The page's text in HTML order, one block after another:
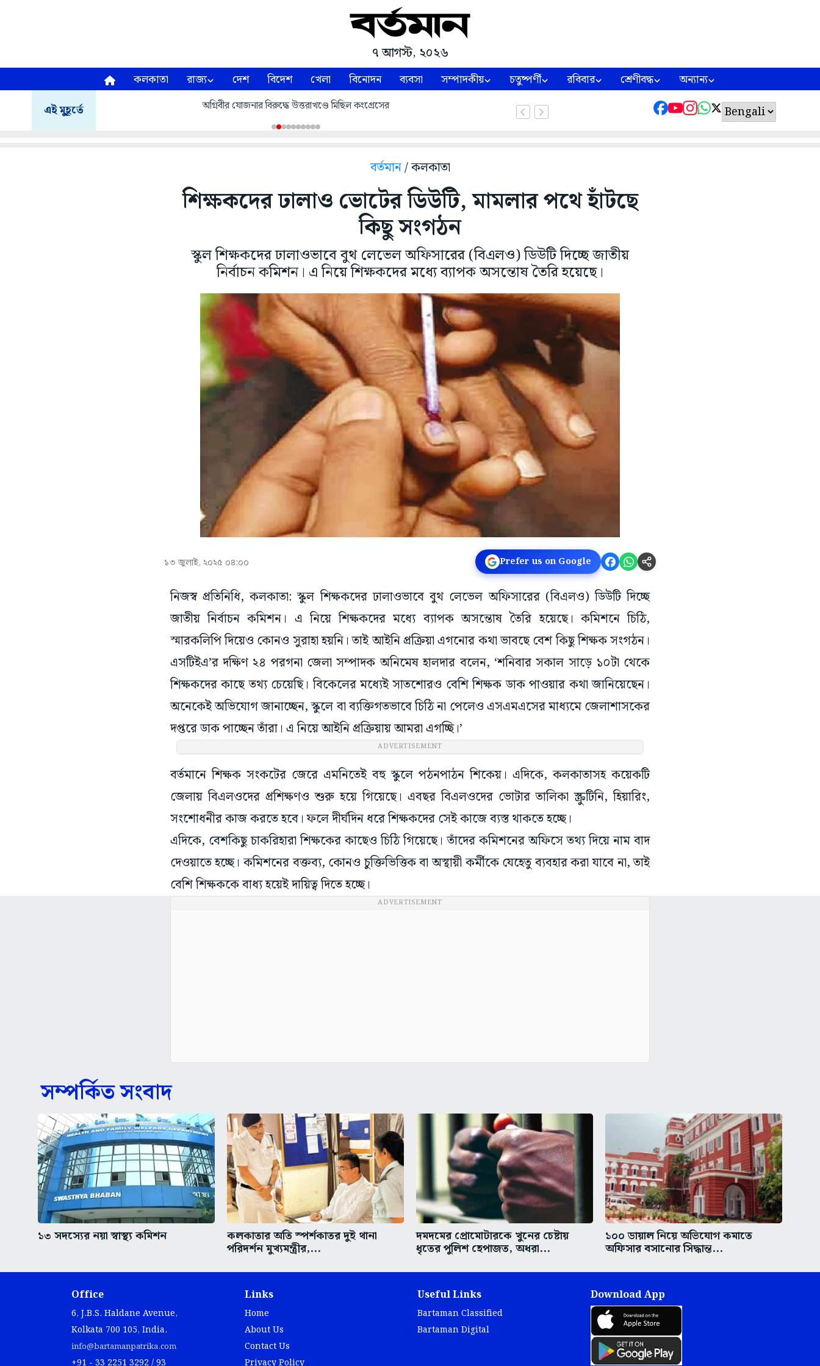
৭ আগস্ট, ২০২৬
কলকাতা রাজ্য দেশ বিদেশ খেলা বিনোদন ব্যবসা সম্পাদকীয় চতুষ্পর্ণী রবিবার শ্রেণীবদ্ধ অন্যান্য
এই মুহূর্তে অগ্নিবীর যোজনার বিরুদ্ধে উত্তরাখণ্ডে মিছিল কংগ্রেসের
বর্তমান/ কলকাতা
শিক্ষকদের ঢালাও ভোটের ডিউটি, মামলার পথে হাঁটছে
কিছু সংগঠন
স্কুল শিক্ষকদের ঢালাওভাবে বুথ লেভেল অফিসারের (বিএলও) ডিউটি দিচ্ছে জাতীয়
নির্বাচন কমিশন। এ নিয়ে শিক্ষকদের মধ্যে ব্যাপক অসন্তোষ তৈরি হয়েছে।
১৩ জুলাই, ২০২৫ ০৪:০০ Prefer us on Google
নিজস্ব প্রতিনিধি, কলকাতা: স্কুল শিক্ষকদের ঢালাওভাবে বুথ লেভেল অফিসারের (বিএলও) ডিউটি দিচ্ছে
জাতীয় নির্বাচন কমিশন। এ নিয়ে শিক্ষকদের মধ্যে ব্যাপক অসন্তোষ তৈরি হয়েছে। কমিশনে চিঠি,
স্মারকলিপি দিয়েও কোনও সুরাহা হয়নি। তাই আইনি প্রক্রিয়া এগনোর কথা ভাবছে বেশ কিছু শিক্ষক সংগঠন।
এসটিইএ’র দক্ষিণ ২৪ পরগনা জেলা সম্পাদক অনিমেষ হালদার বলেন, ‘শনিবার সকাল সাড়ে ১০টা থেকে
শিক্ষকদের কাছে তথ্য চেয়েছি। বিকেলের মধ্যেই সাতশোরও বেশি শিক্ষক ডাক পাওয়ার কথা জানিয়েছেন।
অনেকেই অভিযোগ জানাচ্ছেন, স্কুলে বা ব্যক্তিগতভাবে চিঠি না পেলেও এসএমএসের মাধ্যমে জেলাশাসকের
দপ্তরে ডাক পাচ্ছেন তাঁরা। এ নিয়ে আইনি প্রক্রিয়ায় আমরা এগচ্ছি।’
ADVERTISEMENT
বর্তমানে শিক্ষক সংকটের জেরে এমনিতেই বহু স্কুলে পঠনপাঠন শিকেয়। এদিকে, কলকাতাসহ কয়েকটি
জেলায় বিএলওদের প্রশিক্ষণও শুরু হয়ে গিয়েছে। এবছর বিএলওদের ভোটার তালিকা স্ক্রুটিনি, হিয়ারিং,
সংশোধনীর কাজ করতে হবে। ফলে দীর্ঘদিন ধরে শিক্ষকদের সেই কাজে ব্যস্ত থাকতে হচ্ছে।
এদিকে, বেশকিছু চাকরিহারা শিক্ষকের কাছেও চিঠি গিয়েছে। তাঁদের কমিশনের অফিসে তথ্য দিয়ে নাম বাদ
দেওয়াতে হচ্ছে। কমিশনের বক্তব্য, কোনও চুক্তিভিত্তিক বা অস্থায়ী কর্মীকে যেহেতু ব্যবহার করা যাবে না, তাই
বেশি শিক্ষককে বাধ্য হয়েই দায়িত্ব দিতে হচ্ছে।
ADVERTISEMENT
সম্পর্কিত সংবাদ
১৩ সদস্যের নয়া স্বাস্থ্য কমিশন কলকাতার অতি স্পর্শকাতর দুই থানা
পরিদর্শন মুখ্যমন্ত্রীর,...
দমদমের প্রোমোটারকে খুনের চেষ্টায়
ধৃতের পুলিশ হেপাজত, অধরা...
১০০ ডায়াল নিয়ে অভিযোগ কমাতে
অফিসার বসানোর সিদ্ধান্ত...
Office
6, J.B.S. Haldane Avenue,
Kolkata 700 105, India.
info@bartamanpatrika.com
+91 - 33 2251 3292 / 93
Links
Home
About Us
Contact Us
Privacy Policy
Useful Links
Bartaman Classified
Bartaman Digital
Download App